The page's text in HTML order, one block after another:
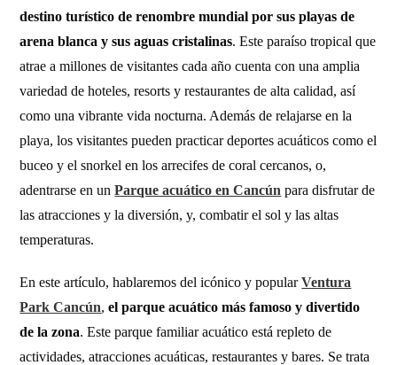
destino turístico de renombre mundial por sus playas de
arena blanca y sus aguas cristalinas. Este paraíso tropical que
atrae a millones de visitantes cada año cuenta con una amplia
variedad de hoteles, resorts y restaurantes de alta calidad, así
como una vibrante vida nocturna. Además de relajarse en la
playa, los visitantes pueden practicar deportes acuáticos como el
buceo y el snorkel en los arrecifes de coral cercanos, o,
adentrarse en unParque acuático en Cancún para disfrutar de
las atracciones y la diversión, y, combatir el sol y las altas
temperaturas.
En este artículo, hablaremos del icónico y popularVentura
Park Cancún,el parque acuático más famoso y divertido
de la zona. Este parque familiar acuático está repleto de
actividades, atracciones acuáticas, restaurantes y bares. Se trata